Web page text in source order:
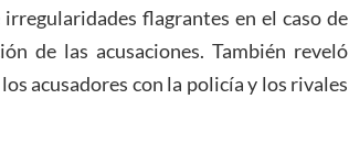
flagrantes en el caso de
de las acusaciones. También reveló
acusadores con la policía y los rivales